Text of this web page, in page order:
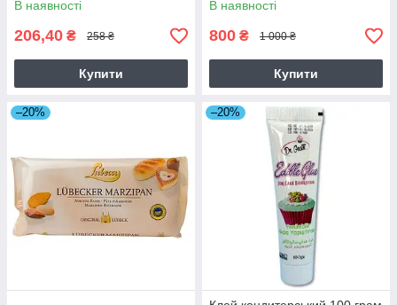
В наявності
206,40 ₴ 258 ₴
Купити
В наявності
800 ₴ 1 000 ₴
Купити
–20% –20%